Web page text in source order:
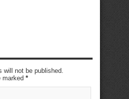
will not be published.
marked *